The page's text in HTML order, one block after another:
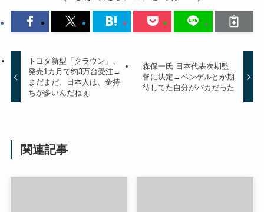
トヨタ新型「クラウン」、
発売1カ月で約3万台受注→
まだまだ、日本人は、金持
ちが多いんだねぇ
森保一氏 日本代表次期監
督に決定→ベンゲルとか期
待してた自分がバカだった
関連記事